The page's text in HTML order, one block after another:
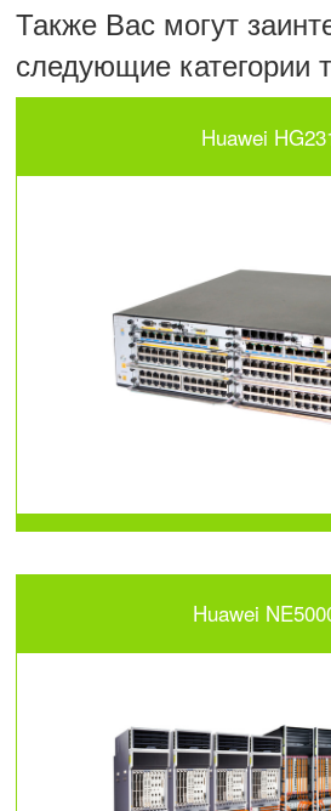
Также Вас могут
следующие категории
Huawei
Huawei